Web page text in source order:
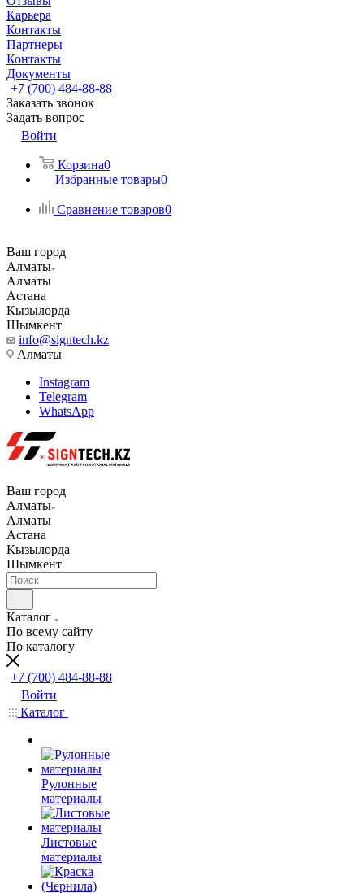
Карьера
Контакты
Партнеры
Контакты
Документы
+7 (700) 484-88-88
Заказать звонок
Задать вопрос
Войти
Корзина0
Избранные товары0
Сравнение товаров0
Ваш город
Алматы
Алматы
Астана
Кызылорда
Шымкент
info@signtech.kz
Алматы
Instagram
Telegram
WhatsApp
Ваш город
Алматы
Алматы
Астана
Кызылорда
Шымкент
Каталог
По всему сайту
По каталогу
+7 (700) 484-88-88
Войти
Каталог
Рулонные
материалы
Листовые
материалы